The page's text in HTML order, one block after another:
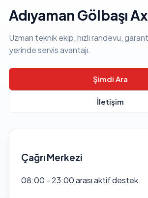
Adıyaman Gölbaşı
Uzman teknik ekip, hızlı randevu,
yerinde servis avantajı.
Şimdi Ara
İletişim
Çağrı Merkezi
08:00 - 23:00 arası aktif destek